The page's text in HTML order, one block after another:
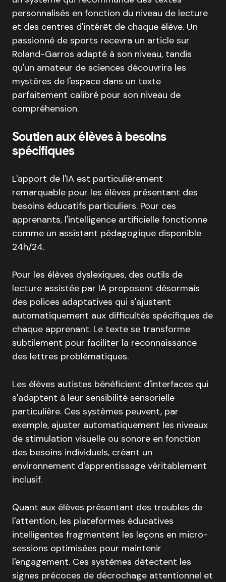
personnalisés en fonction du niveau de lecture
et des centres d'intérêt de chaque élève. Un
passionné de sports recevra un article sur
Roland-Garros adapté à son niveau, tandis
qu'un amateur de sciences découvrira les
mystères de l'espace dans un texte
parfaitement calibré pour son niveau de
compréhension.
Soutien aux élèves à besoins
spécifiques
L'apport de l'IA est particulièrement
remarquable pour les élèves présentant des
besoins éducatifs particuliers. Pour ces
apprenants, l'intelligence artificielle fonctionne
comme un assistant pédagogique disponible
24h/24.
Pour les élèves dyslexiques, des outils de
lecture assistée par IA proposent désormais
des polices adaptatives qui s'ajustent
automatiquement aux difficultés spécifiques de
chaque apprenant. Le texte se transforme
subtilement pour faciliter la reconnaissance
des lettres problématiques.
Les élèves autistes bénéficient d'interfaces qui
s'adaptent à leur sensibilité sensorielle
particulière. Ces systèmes peuvent, par
exemple, ajuster automatiquement les niveaux
de stimulation visuelle ou sonore en fonction
des besoins individuels, créant un
environnement d'apprentissage véritablement
inclusif.
Quant aux élèves présentant des troubles de
l'attention, les plateformes éducatives
intelligentes fragmentent les leçons en micro-
sessions optimisées pour maintenir
l'engagement. Ces systèmes détectent les
signes précoces de décrochage attentionnel et